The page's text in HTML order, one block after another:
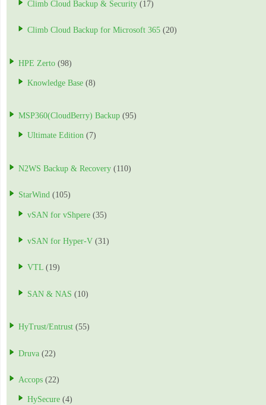
Climb Cloud Backup & Security (17)
Climb Cloud Backup for Microsoft 365 (20)
HPE Zerto (98)
Knowledge Base (8)
MSP360(CloudBerry) Backup (95)
Ultimate Edition (7)
N2WS Backup & Recovery (110)
StarWind (105)
vSAN for vShpere (35)
vSAN for Hyper-V (31)
VTL (19)
SAN & NAS (10)
HyTrust/Entrust (55)
Druva (22)
Accops (22)
HySecure (4)